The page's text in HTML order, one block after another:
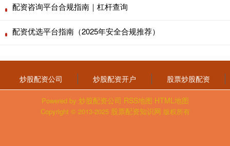
配资咨询平台合规指南｜杠杆查询
配资优选平台指南（2025年安全合规推荐）
炒股配资公司 炒股配资开户 股票炒股配资
Powered by 炒股配资公司 RSS地图 HTML地图
Copyright © 2013-2025 股票配资知识网 版权所有